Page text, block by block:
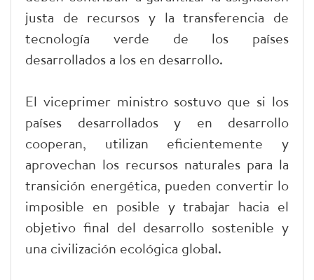
justa de recursos y la transferencia de
tecnología verde de los países
desarrollados a los en desarrollo.
El viceprimer ministro sostuvo que si los
países desarrollados y en desarrollo
cooperan, utilizan eficientemente y
aprovechan los recursos naturales para la
transición energética, pueden convertir lo
imposible en posible y trabajar hacia el
objetivo final del desarrollo sostenible y
una civilización ecológica global.